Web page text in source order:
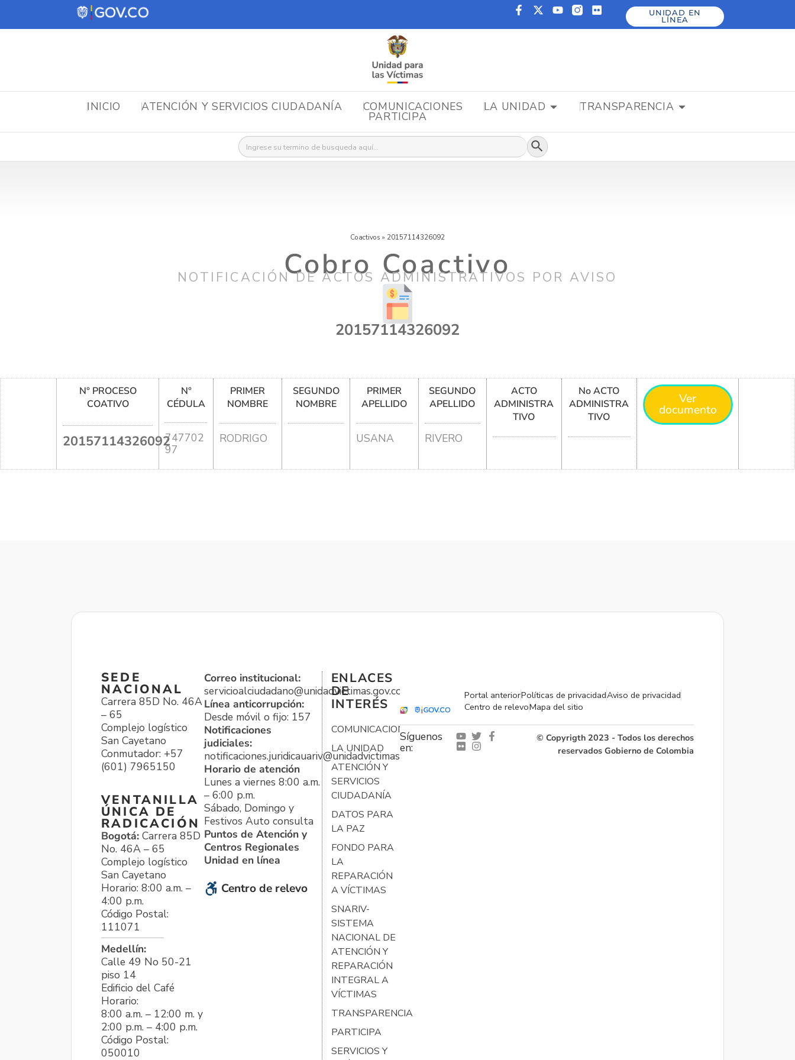
UNIDAD EN
LÍNEA
INICIO ATENCIÓN Y SERVICIOS CIUDADANÍA COMUNICACIONES LA UNIDAD TRANSPARENCIA
PARTICIPA
Buscar: Botón de búsqueda
Coactivos » 20157114326092
Cobro Coactivo
NOTIFICACIÓN DE ACTOS ADMINISTRATIVOS POR AVISO
20157114326092
N° PROCESO
COATIVO
20157114326092
N°
CÉDULA
747702
97
PRIMER
NOMBRE
RODRIGO
SEGUNDO
NOMBRE
PRIMER
APELLIDO
USANA
SEGUNDO
APELLIDO
RIVERO
ACTO
ADMINISTRA
TIVO
No ACTO
ADMINISTRA
TIVO
Ver
documento
SEDE
NACIONAL
Carrera 85D No. 46A
– 65
Complejo logístico
San Cayetano
Conmutador: +57
(601) 7965150
VENTANILLA
ÚNICA DE
RADICACIÓN
Bogotá: Carrera 85D
No. 46A – 65
Complejo logístico
San Cayetano
Horario: 8:00 a.m. –
4:00 p.m.
Código Postal:
111071
Medellín:
Calle 49 No 50-21
piso 14
Edificio del Café
Horario:
8:00 a.m. – 12:00 m. y
2:00 p.m. – 4:00 p.m.
Código Postal:
050010
Correo institucional:
servicioalciudadano@unidadvictimas.gov.co
Línea anticorrupción:
Desde móvil o fijo: 157
Notificaciones
judiciales:
notificaciones.juridicauariv@unidadvictimas.gov.co
Horario de atención
Lunes a viernes 8:00 a.m.
– 6:00 p.m.
Sábado, Domingo y
Festivos Auto consulta
Puntos de Atención y
Centros Regionales
Unidad en línea
Centro de relevo
ENLACES
DE
INTERÉS
COMUNICACIONES
LA UNIDAD
ATENCIÓN Y
SERVICIOS
CIUDADANÍA
DATOS PARA
LA PAZ
FONDO PARA
LA
REPARACIÓN
A VÍCTIMAS
SNARIV-
SISTEMA
NACIONAL DE
ATENCIÓN Y
REPARACIÓN
INTEGRAL A
VÍCTIMAS
TRANSPARENCIA
PARTICIPA
SERVICIOS Y
Portal anteriorPolíticas de privacidadAviso de privacidad
Centro de relevoMapa del sitio
Síguenos
en:
© Copyrigth 2023 - Todos los derechos
reservados Gobierno de Colombia